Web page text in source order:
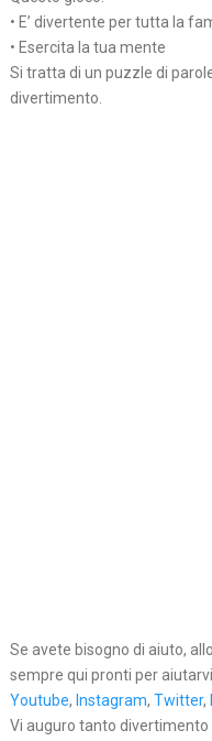
• E’ divertente per tutta la
• Esercita la tua mente
Si tratta di un puzzle di
divertimento.
Se avete bisogno di aiuto,
sempre qui pronti per
Youtube, Instagram, Twitter,
Vi auguro tanto divertimento